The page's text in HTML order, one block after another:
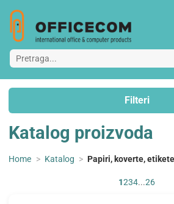
Filteri
Katalog proizvoda
Home > Katalog > Papiri, koverte,
1234...26